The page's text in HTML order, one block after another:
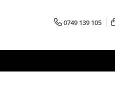
0749 139 105